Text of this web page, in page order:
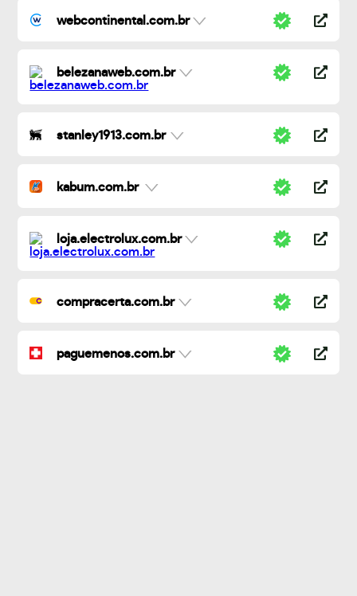
webcontinental.com.br
belezanaweb.com.br
stanley1913.com.br
kabum.com.br
loja.electrolux.com.br
compracerta.com.br
paguemenos.com.br